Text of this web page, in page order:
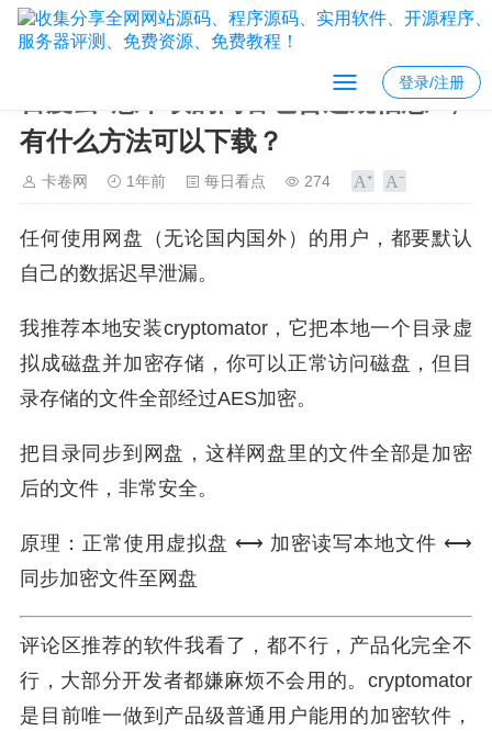
登录/注册
百度云“您下载的内容包含违规信息”，
有什么方法可以下载？
卡卷网 1年前 每日看点 274
任何使用网盘（无论国内国外）的用户，都要默认
自己的数据迟早泄漏。
我推荐本地安装cryptomator，它把本地一个目录虚
拟成磁盘并加密存储，你可以正常访问磁盘，但目
录存储的文件全部经过AES加密。
把目录同步到网盘，这样网盘里的文件全部是加密
后的文件，非常安全。
原理：正常使用虚拟盘 ⟷ 加密读写本地文件 ⟷
同步加密文件至网盘
评论区推荐的软件我看了，都不行，产品化完全不
行，大部分开发者都嫌麻烦不会用的。cryptomator
是目前唯一做到产品级普通用户能用的加密软件，